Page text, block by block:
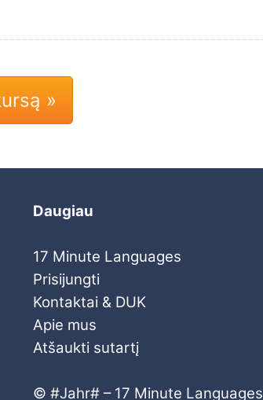
»
Daugiau
17 Minute Languages
Prisijungti
Kontaktai & DUK
Apie mus
Atšaukti sutartį
© #Jahr# – 17 Minute Languages